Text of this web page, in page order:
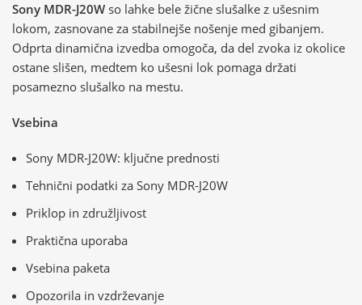
Sony MDR-J20W so lahke bele žične slušalke z ušesnim
lokom, zasnovane za stabilnejše nošenje med gibanjem.
Odprta dinamična izvedba omogoča, da del zvoka iz okolice
ostane slišen, medtem ko ušesni lok pomaga držati
posamezno slušalko na mestu.
Vsebina
Sony MDR-J20W: ključne prednosti
Tehnični podatki za Sony MDR-J20W
Priklop in združljivost
Praktična uporaba
Vsebina paketa
Opozorila in vzdrževanje